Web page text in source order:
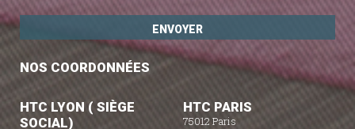
NOS COORDONNÉES
HTC LYON ( SIÈGE
SOCIAL)
HTC PARIS
75012 Paris